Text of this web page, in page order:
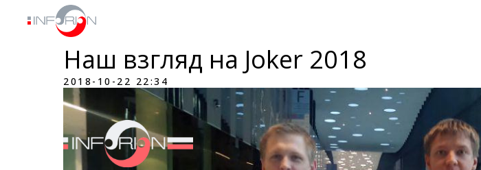
Наш взгляд на Joker 2018
2018-10-22 22:34